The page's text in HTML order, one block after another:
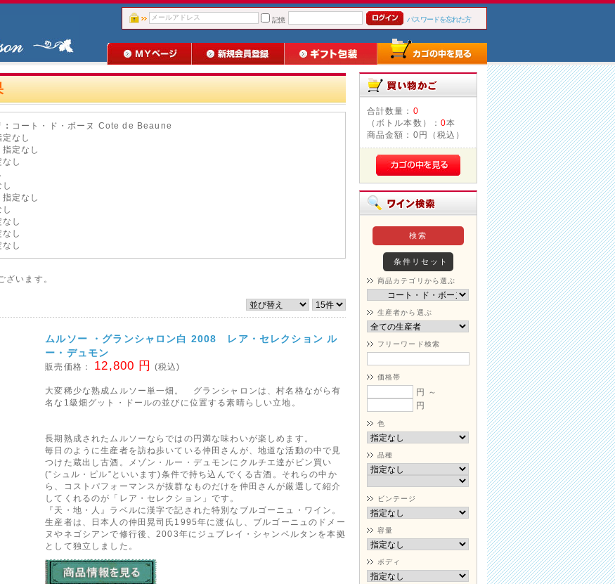
記憶
パスワードを忘れた方
コート・ド・ボーヌ Cote de Beaune
定なし
指定なし
なし
指定なし
なし
なし
なし
ざいます。
ムルソー ・グランシャロン白 2008 レア・セレクション ル
ー・デュモン
販売価格： 12,800 円 (税込)
大変稀少な熟成ムルソー単一畑。 グランシャロンは、村名格ながら有
名な1級畑グット・ドールの並びに位置する素晴らしい立地。
長期熟成されたムルソーならではの円満な味わいが楽しめます。
毎日のように生産者を訪ね歩いている仲田さんが、地道な活動の中で見
つけた蔵出し古酒。メゾン・ルー・デュモンにクルチエ達がビン買い
(”シュル・ピル”といいます)条件で持ち込んでくる古酒。それらの中か
ら、コストパフォーマンスが抜群なものだけを仲田さんが厳選して紹介
してくれるのが「レア・セレクション」です。
『天・地・人』ラベルに漢字で記された特別なブルゴーニュ・ワイン。
生産者は、日本人の仲田晃司氏1995年に渡仏し、ブルゴーニュのドメー
ヌやネゴシアンで修行後、2003年にジュブレイ・シャンベルタンを本拠
として独立しました。
合計数量： 0
（ボトル本数）： 0本
商品金額： 0円（税込）
商品カテゴリから選ぶ
生産者から選ぶ
フリーワード検索
価格帯
円 ～
円
色
品種
ビンテージ
容量
ボディ